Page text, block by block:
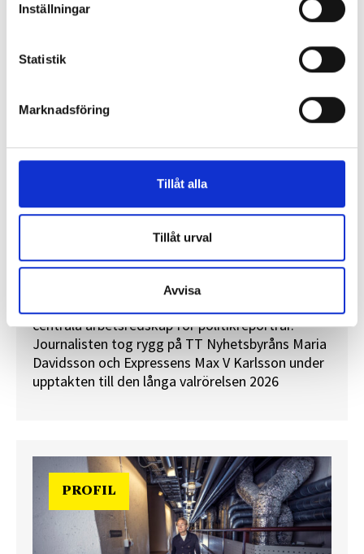
Inställningar
Statistik
Marknadsföring
Tillåt alla
Tillåt urval
Avvisa
REPORTAGE
”Valåret känns som att sprinta ett
centrala arbetsredskap för politikreportrar.
Journalisten tog rygg på TT Nyhetsbyråns Maria
Davidsson och Expressens Max V Karlsson under
upptakten till den långa valrörelsen 2026
PROFIL